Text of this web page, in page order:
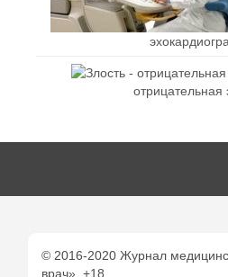
отрицательная
© 2016-2020 Журнал
врач». +18.